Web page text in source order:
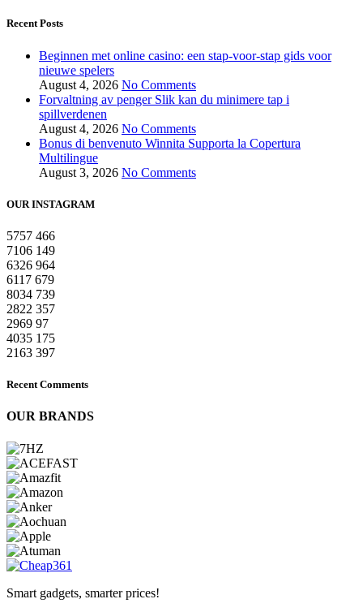
Recent Posts
Beginnen met online casino: een stap-voor-stap gids voor
nieuwe spelers
August 4, 2026 No Comments
Forvaltning av penger Slik kan du minimere tap i
spillverdenen
August 4, 2026 No Comments
Bonus di benvenuto Winnita Supporta la Copertura
Multilingue
August 3, 2026 No Comments
OUR INSTAGRAM
5757 466
7106 149
6326 964
6117 679
8034 739
2822 357
2969 97
4035 175
2163 397
Recent Comments
OUR BRANDS
Smart gadgets, smarter prices!